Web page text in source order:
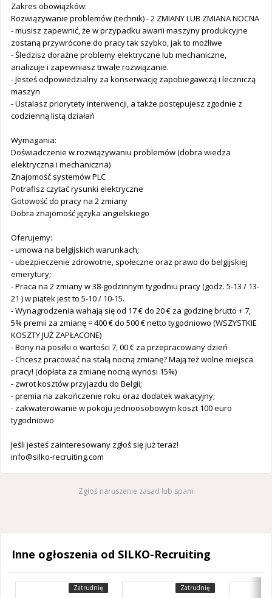
Zakres obowiązków:
Rozwiązywanie problemów (technik) - 2 ZMIANY LUB ZMIANA NOCNA
- musisz zapewnić, że w przypadku awarii maszyny produkcyjne
zostaną przywrócone do pracy tak szybko, jak to możliwe
- Śledzisz doraźne problemy elektryczne lub mechaniczne,
analizuje i zapewniasz trwałe rozwiązanie.
- Jesteś odpowiedzialny za konserwację zapobiegawczą i leczniczą
maszyn
- Ustalasz priorytety interwencji, a także postępujesz zgodnie z
codzienną listą działań
Wymagania:
Doświadczenie w rozwiązywaniu problemów (dobra wiedza
elektryczna i mechaniczna)
Znajomość systemów PLC
Potrafisz czytać rysunki elektryczne
Gotowość do pracy na 2 zmiany
Dobra znajomość języka angielskiego
Oferujemy:
- umowa na belgijskich warunkach;
- ubezpieczenie zdrowotne, społeczne oraz prawo do belgijskiej
emerytury;
- Praca na 2 zmiany w 38-godzinnym tygodniu pracy (godz. 5-13 / 13-
21 ) w piątek jest to 5-10 / 10-15.
- Wynagrodzenia wahają się od 17 € do 20 € za godzinę brutto + 7,
5% premii za zmianę = 400 € do 500 € netto tygodniowo (WSZYSTKIE
KOSZTY JUŻ ZAPŁACONE)
- Bony na posiłki o wartości 7, 00 € za przepracowany dzień
- Chcesz pracować na stałą nocną zmianę? Mają też wolne miejsca
pracy! (dopłata za zmianę nocną wynosi 15%)
- zwrot kosztów przyjazdu do Belgii;
- premia na zakończenie roku oraz dodatek wakacyjny;
- zakwaterowanie w pokoju jednoosobowym koszt 100 euro
tygodniowo
Jeśli jesteś zainteresowany zgłoś się już teraz!
info@silko-recruiting.com
Zgłoś naruszenie zasad lub spam
Inne ogłoszenia od SILKO-Recruiting
Zatrudnię Zatrudnię